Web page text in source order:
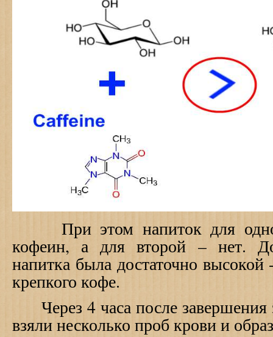
При этом напиток для
кофеин, а для второй – нет.
напитка была достаточно
крепкого кофе.
Через 4 часа после завершения
взяли несколько проб крови и